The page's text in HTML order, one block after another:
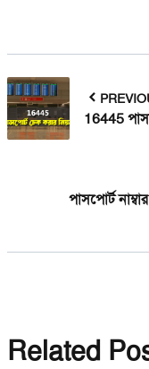
16445
পাসপোর্ট
Related